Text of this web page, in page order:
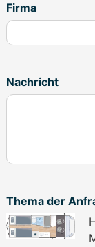
Firma
Nachricht
Thema der